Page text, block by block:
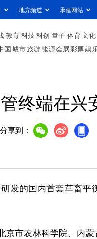
地方频道 承建网站
教育 科技科创 量子 体育文化
国城市旅游能源会展彩票娱
终端在兴
分享到：
的国内首套草畜平
市农林科学院、内蒙